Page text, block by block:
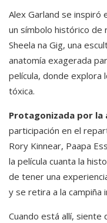
Alex Garland se inspiró
un símbolo histórico de
Sheela na Gig, una
anatomía exagerada
película, donde explora
tóxica.
Protagonizada por la
participación en el
Rory Kinnear, Paapa
la película cuanta la
de tener una
y se retira a la campiña
Cuando está allí, siente